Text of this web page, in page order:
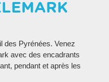
des Pyrénées. Venez
avec des encadrants
pendant et après les